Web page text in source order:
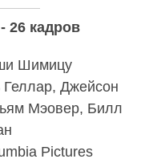
26 кадров
Шимицу
Джейсон
Мэовер, Билл
Pictures